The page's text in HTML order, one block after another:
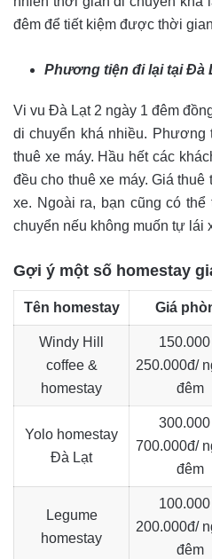
đêm để tiết kiệm được thời
Phương tiện đi lại tại Đà
Vi vu Đà Lạt 2 ngày 1 đêm
di chuyển khá nhiều. Phương
thuê xe máy. Hầu hết các
đều cho thuê xe máy. Giá
xe. Ngoài ra, bạn cũng có
chuyển nếu không muốn tự lái
Gợi ý một số homestay
Tên homestay Giá
Windy Hill
coffee &
homestay
250.000đ/
đêm
Yolo homestay
Đà Lạt
700.000đ/
đêm
Legume
homestay
200.000đ/
đêm